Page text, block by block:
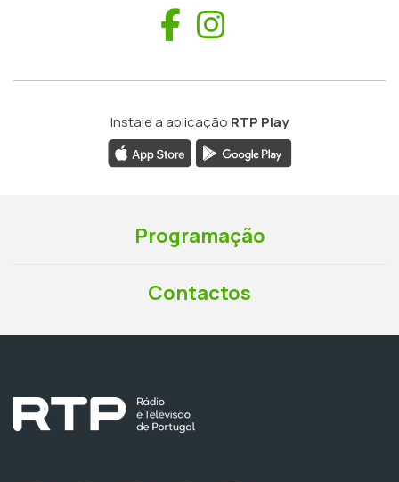
Facebook
Instale a aplicação RTP Play
Programação
Contactos